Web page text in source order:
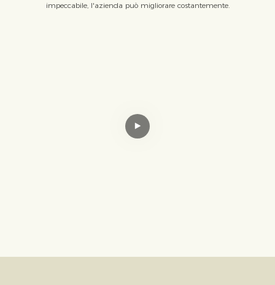
impeccabile, l'azienda può migliorare costantemente.